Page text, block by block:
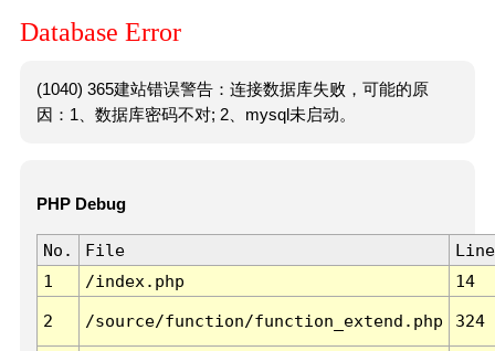
Database Error
(1040) 365建站错误警告：连接数据库失败，可能的原
因：1、数据库密码不对; 2、mysql未启动。
PHP Debug
No. File
Line
1
/index.php 14
2 /source/function/function_extend.php 324